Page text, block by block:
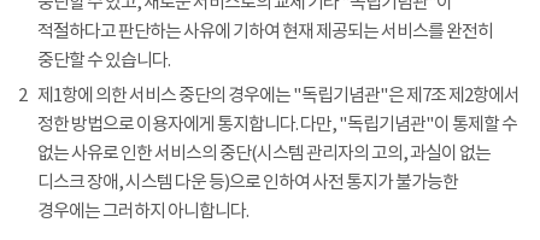
적절하다고 판단하는 사유에 기하여 현재 제공되는 서비스를 완전히
중단할 수 있습니다.
2 제1항에 의한 서비스 중단의 경우에는 "독립기념관"은 제7조 제2항에서
정한 방법으로 이용자에게 통지합니다. 다만, "독립기념관"이 통제할 수
없는 사유로 인한 서비스의 중단(시스템 관리자의 고의, 과실이 없는
디스크 장애, 시스템 다운 등)으로 인하여 사전 통지가 불가능한
경우에는 그러하지 아니합니다.